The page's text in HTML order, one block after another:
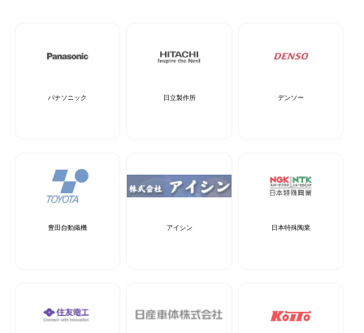
パナソニック 日立製作所 デンソー
豊田自動織機 アイシン 日本特殊陶業